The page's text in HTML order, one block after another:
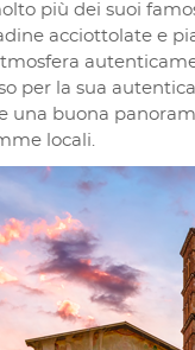
più dei suoi
acciottolate e
per la sua
una buona
locali.